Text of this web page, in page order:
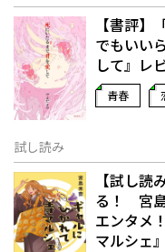
【書評
でもいい
して』レ
青春
試し読み
【試し
る！ 宮
エンタメ
マルシェ